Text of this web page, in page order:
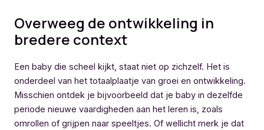
Overweeg de ontwikkeling in
bredere context
Een baby die scheel kijkt, staat niet op zichzelf. Het is
onderdeel van het totaalplaatje van groei en ontwikkeling.
Misschien ontdek je bijvoorbeeld dat je baby in dezelfde
periode nieuwe vaardigheden aan het leren is, zoals
omrollen of grijpen naar speeltjes. Of wellicht merk je dat